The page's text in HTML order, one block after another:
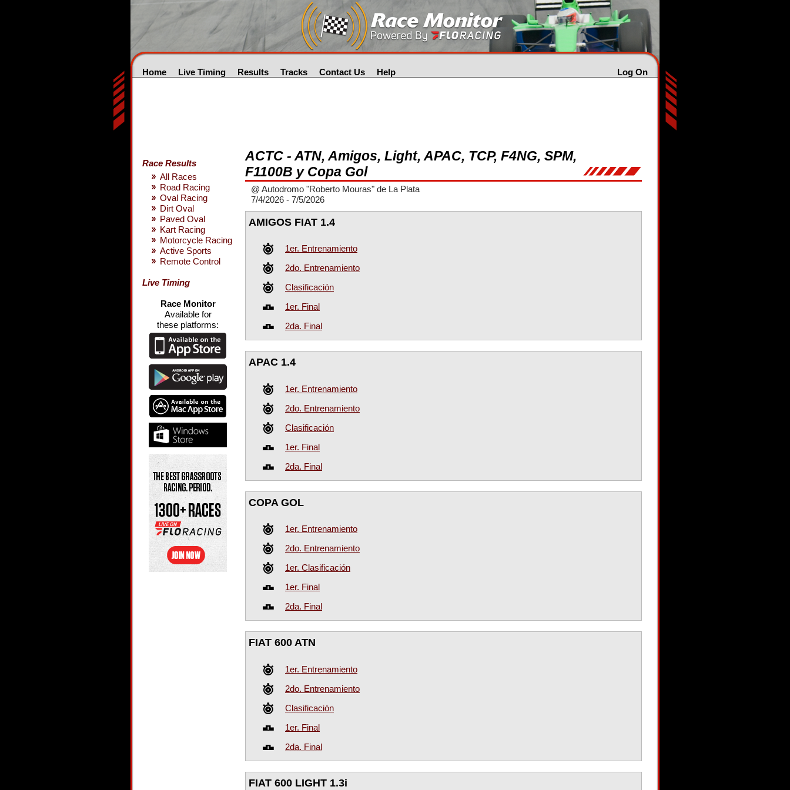
Log On
Home Live Timing Results Tracks Contact Us Help
Race Results
All Races
Road Racing
Oval Racing
Dirt Oval
Paved Oval
Kart Racing
Motorcycle Racing
Active Sports
Remote Control
Live Timing
Race Monitor
Available for
these platforms:
ACTC - ATN, Amigos, Light, APAC, TCP, F4NG, SPM,
F1100B y Copa Gol
@ Autodromo "Roberto Mouras" de La Plata
7/4/2026 - 7/5/2026
AMIGOS FIAT 1.4
1er. Entrenamiento
2do. Entrenamiento
Clasificación
1er. Final
2da. Final
APAC 1.4
1er. Entrenamiento
2do. Entrenamiento
Clasificación
1er. Final
2da. Final
COPA GOL
1er. Entrenamiento
2do. Entrenamiento
1er. Clasificación
1er. Final
2da. Final
FIAT 600 ATN
1er. Entrenamiento
2do. Entrenamiento
Clasificación
1er. Final
2da. Final
FIAT 600 LIGHT 1.3i